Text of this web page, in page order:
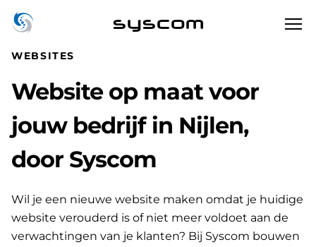
syscom
WEBSITES
Website op maat voor
jouw bedrijf in Nijlen,
door Syscom
Wil je een nieuwe website maken omdat je huidige
website verouderd is of niet meer voldoet aan de
verwachtingen van je klanten? Bij Syscom bouwen